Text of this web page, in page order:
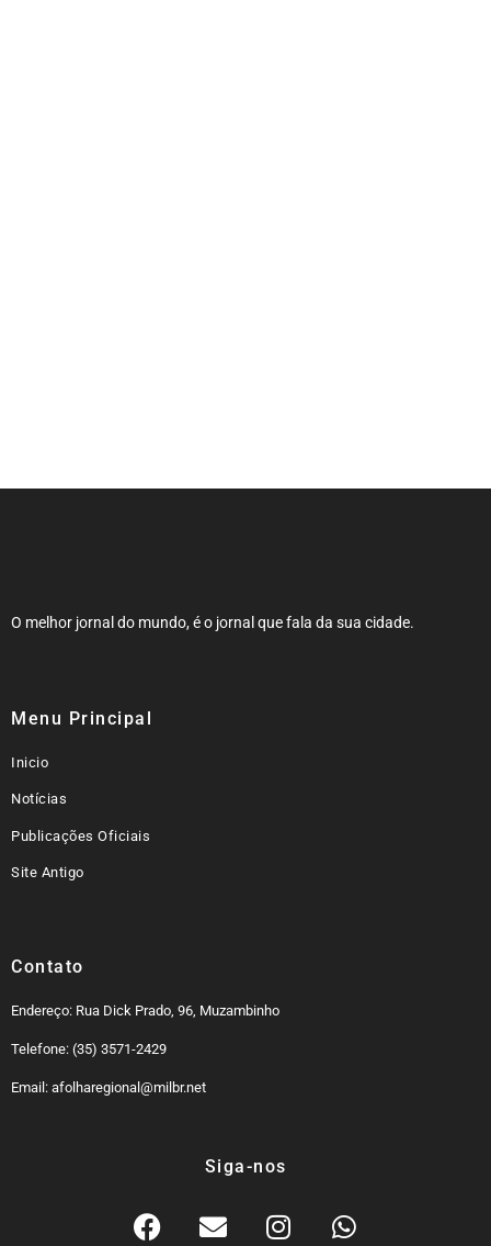
O melhor jornal do mundo, é o jornal que fala da sua cidade.
Menu Principal
Inicio
Notícias
Publicações Oficiais
Site Antigo
Contato
Endereço: Rua Dick Prado, 96, Muzambinho
Telefone: (35) 3571-2429
Email: afolharegional@milbr.net
Siga-nos